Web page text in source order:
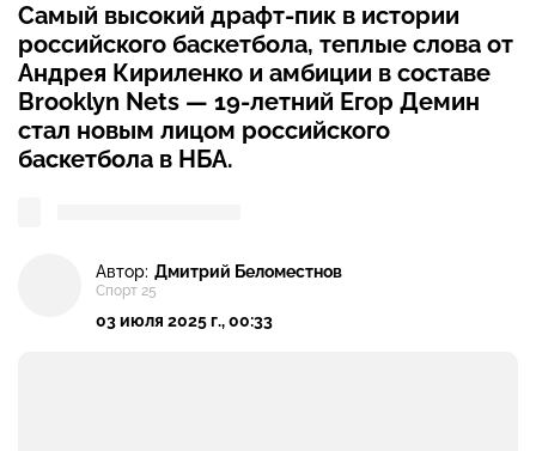
Самый высокий драфт-пик в истории
российского баскетбола, теплые слова от
Андрея Кириленко и амбиции в составе
Brooklyn Nets — 19-летний Егор Демин
стал новым лицом российского
баскетбола в НБА.
Автор: Дмитрий Беломестнов
Спорт 25
03 июля 2025 г., 00:33